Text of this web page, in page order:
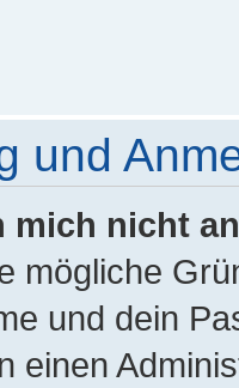
und
mich nicht
mögliche
und dein
einen